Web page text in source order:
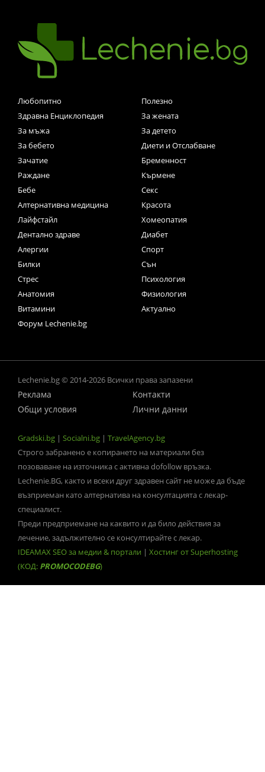
Любопитно
Полезно
Здравна Енциклопедия
За жената
За мъжа
За детето
За бебето
Диети и Отслабване
Зачатие
Бременност
Раждане
Кърмене
Бебе
Секс
Алтернативна медицина
Красота
Лайфстайл
Хомеопатия
Дентално здраве
Диабет
Алергии
Спорт
Билки
Сън
Стрес
Психология
Анатомия
Физиология
Витамини
Актуално
Форум Lechenie.bg
Lechenie.bg © 2014-2026 Всички права запазени
Реклама
Контакти
Общи условия
Лични данни
Gradski.bg | Socialni.bg | TravelAgency.bg
Строго забранено е копирането на материали без
позоваване на източника с активна dofollow връзка.
Lechenie.BG, както и всеки друг здравен сайт не може да бъде
възприеман като алтернатива на консултацията с лекар-
специалист.
Преди предприемане на каквито и да било действия за
лечение, задължително се консултирайте с лекар.
IDEAMAX SEO за медии & портали | Хостинг от Superhosting
(КОД: PROMOCODEBG)